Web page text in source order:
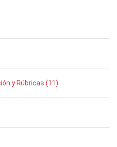
y Rúbricas (11)